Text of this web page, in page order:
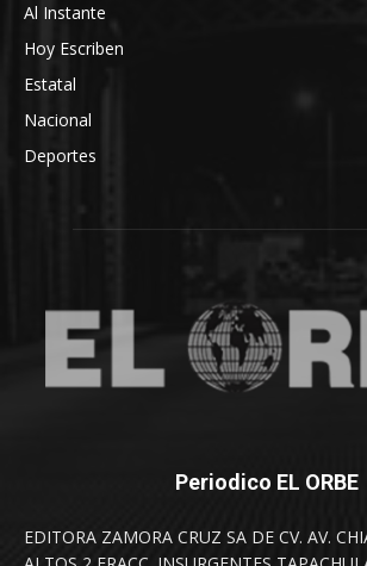
Al Instante
Hoy Escriben
Estatal
Nacional
Deportes
Periodico EL ORBE
EDITORA ZAMORA CRUZ SA DE CV. AV.